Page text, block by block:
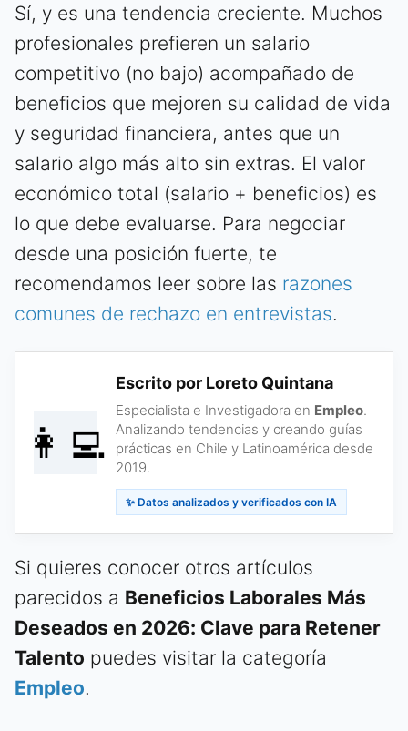
Sí, y es una tendencia creciente. Muchos
profesionales prefieren un salario
competitivo (no bajo) acompañado de
beneficios que mejoren su calidad de vida
y seguridad financiera, antes que un
salario algo más alto sin extras. El valor
económico total (salario + beneficios) es
lo que debe evaluarse. Para negociar
desde una posición fuerte, te
recomendamos leer sobre las razones
comunes de rechazo en entrevistas.
👩‍💻
Escrito por Loreto Quintana
Especialista e Investigadora en Empleo.
Analizando tendencias y creando guías
prácticas en Chile y Latinoamérica desde
2019.
✨ Datos analizados y verificados con IA
Si quieres conocer otros artículos
parecidos a Beneficios Laborales Más
Deseados en 2026: Clave para Retener
Talento puedes visitar la categoría
Empleo.